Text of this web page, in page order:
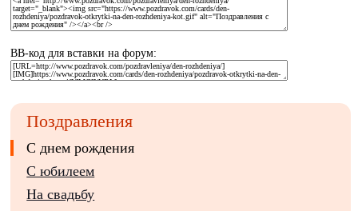
BB-код для вставки на форум:
Поздравления
С днем рождения
С юбилеем
На свадьбу